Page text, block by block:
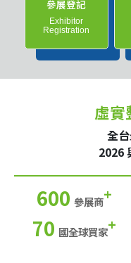
參展登記
Exhibitor
Registration
虛實
全
2026
600 參展商+
70 國全球買家+